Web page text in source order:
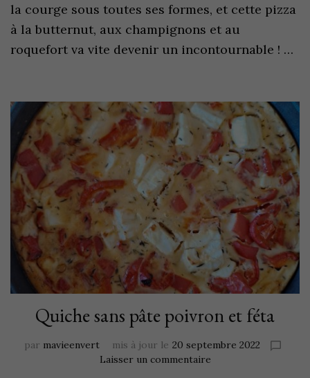
la courge sous toutes ses formes, et cette pizza
à la butternut, aux champignons et au
roquefort va vite devenir un incontournable ! …
Quiche sans pâte poivron et féta
par mavieenvert mis à jour le 20 septembre 2022
Laisser un commentaire